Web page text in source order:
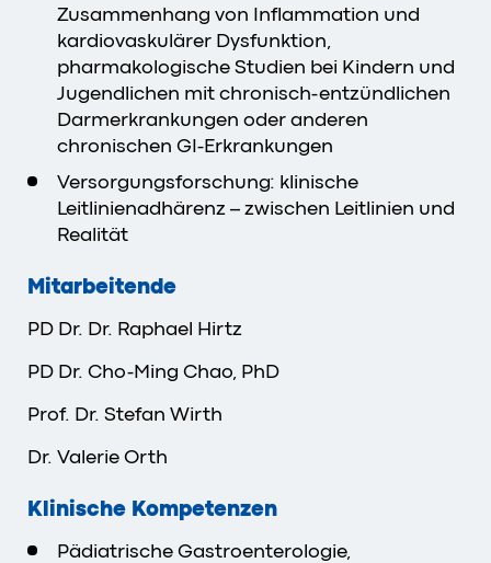
Zusammenhang von Inflammation und
kardiovaskulärer Dysfunktion,
pharmakologische Studien bei Kindern und
Jugendlichen mit chronisch-entzündlichen
Darmerkrankungen oder anderen
chronischen GI-Erkrankungen
Versorgungsforschung: klinische
Leitlinienadhärenz – zwischen Leitlinien und
Realität
Mitarbeitende
PD Dr. Dr. Raphael Hirtz
PD Dr. Cho-Ming Chao, PhD
Prof. Dr. Stefan Wirth
Dr. Valerie Orth
Klinische Kompetenzen
Pädiatrische Gastroenterologie,